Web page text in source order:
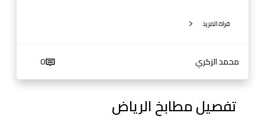
قراة المزيد
محمد الزكري 0
تفصيل مطابخ الرياض